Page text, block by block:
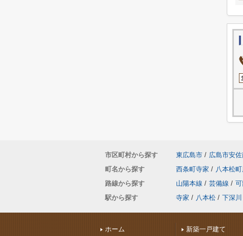
市区町村から探す 東広島市 / 広島市安
町名から探す
西条町寺家 / 八本松
路線から探す
山陽本線 / 芸備線 / 可
駅から探す
寺家 / 八本松 / 下深川
ホーム 新築一戸建て